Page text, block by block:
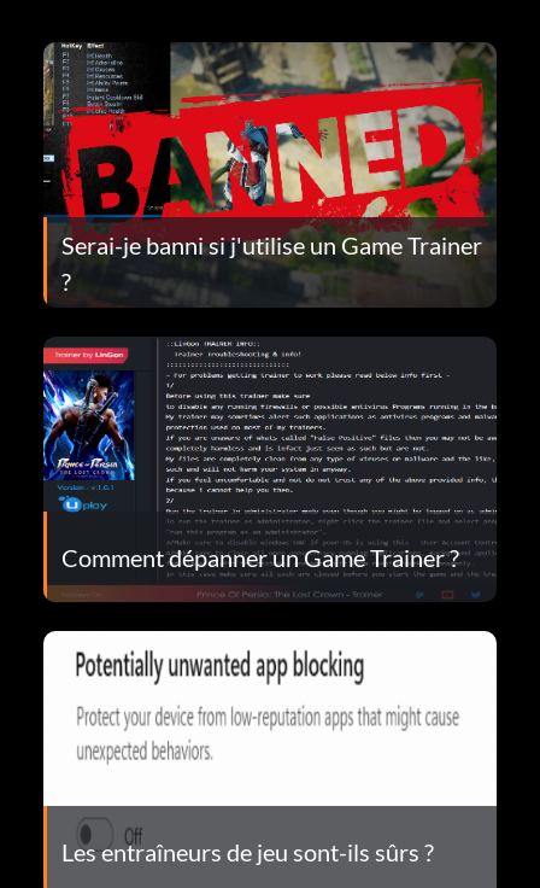
Serai-je banni si j'utilise un Game Trainer
?
Comment dépanner un Game Trainer ?
Les entraîneurs de jeu sont-ils sûrs ?